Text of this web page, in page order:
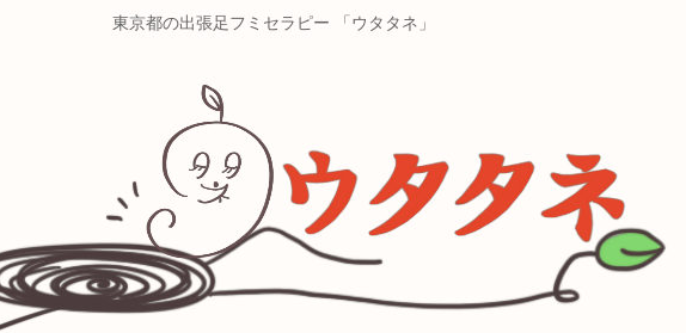
東京都の出張足フミセラピー 「ウタタネ」